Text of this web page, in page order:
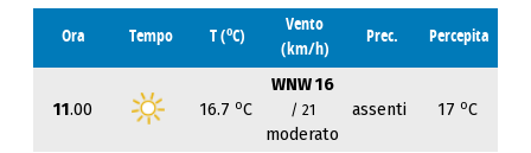
Ora Tempo T (oC)
Vento
(km/h)
Prec. Percepita
11.00 16.7 oC
WNW 16
/ 21
moderato
assenti 17 oC